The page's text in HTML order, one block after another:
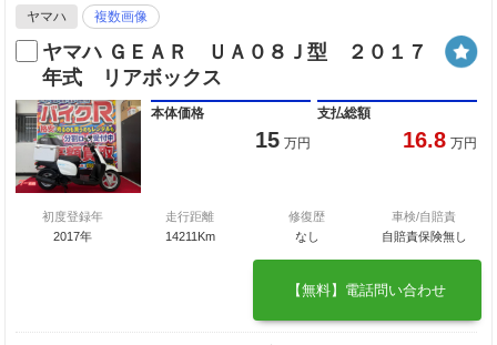
ヤマハ 複数画像
ヤマハ ＧＥＡＲ ＵＡ０８Ｊ型 ２０１７
年式 リアボックス
本体価格
15 万円
支払総額
16.8 万円
初度登録年
2017年
走行距離
14211Km
修復歴
なし
車検/自賠責
自賠責保険無し
【無料】電話問い合わせ